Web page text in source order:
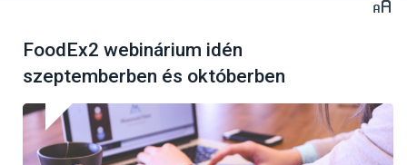
FoodEx2 webinárium idén
szeptemberben és októberben